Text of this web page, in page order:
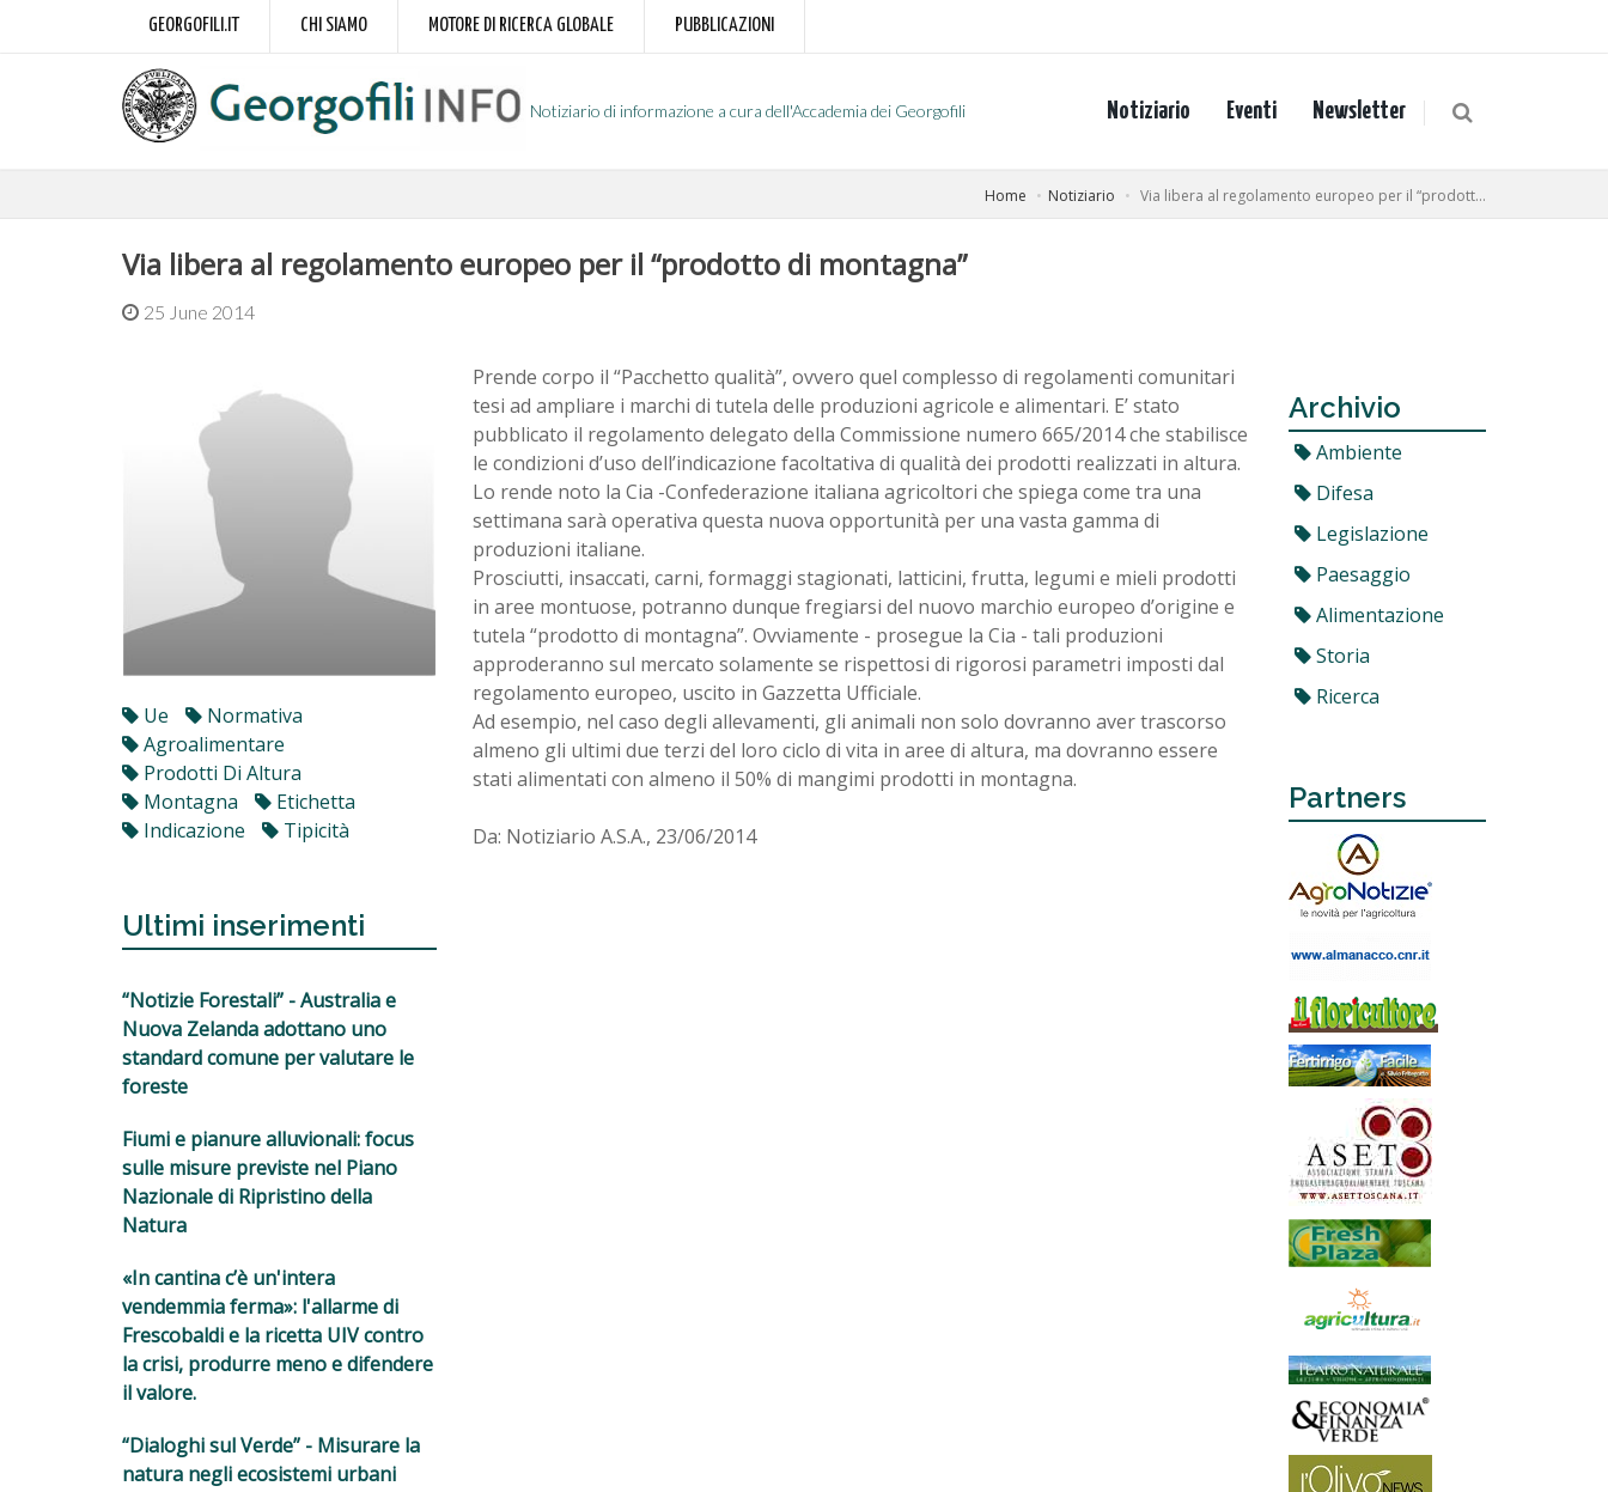
GEORGOFILI.IT CHI SIAMO MOTORE DI RICERCA GLOBALE PUBBLICAZIONI
Notiziario di informazione a cura dell'Accademia dei Georgofili Notiziario Eventi Newsletter
Home Notiziario Via libera al regolamento europeo per il “prodott...
Via libera al regolamento europeo per il “prodotto di montagna”
25 June 2014
Ue
Normativa
Agroalimentare
Prodotti Di Altura
Montagna
Etichetta
Indicazione
Tipicità
Ultimi inserimenti
“Notizie Forestali” - Australia e
Nuova Zelanda adottano uno
standard comune per valutare le
foreste
Fiumi e pianure alluvionali: focus
sulle misure previste nel Piano
Nazionale di Ripristino della
Natura
«In cantina c’è un'intera
vendemmia ferma»: l'allarme di
Frescobaldi e la ricetta UIV contro
la crisi, produrre meno e difendere
il valore.
“Dialoghi sul Verde” - Misurare la
natura negli ecosistemi urbani
Prende corpo il “Pacchetto qualità”, ovvero quel complesso di regolamenti comunitari
tesi ad ampliare i marchi di tutela delle produzioni agricole e alimentari. E’ stato
pubblicato il regolamento delegato della Commissione numero 665/2014 che stabilisce
le condizioni d’uso dell’indicazione facoltativa di qualità dei prodotti realizzati in altura.
Lo rende noto la Cia -Confederazione italiana agricoltori che spiega come tra una
settimana sarà operativa questa nuova opportunità per una vasta gamma di
produzioni italiane.
Prosciutti, insaccati, carni, formaggi stagionati, latticini, frutta, legumi e mieli prodotti
in aree montuose, potranno dunque fregiarsi del nuovo marchio europeo d’origine e
tutela “prodotto di montagna”. Ovviamente - prosegue la Cia - tali produzioni
approderanno sul mercato solamente se rispettosi di rigorosi parametri imposti dal
regolamento europeo, uscito in Gazzetta Ufficiale.
Ad esempio, nel caso degli allevamenti, gli animali non solo dovranno aver trascorso
almeno gli ultimi due terzi del loro ciclo di vita in aree di altura, ma dovranno essere
stati alimentati con almeno il 50% di mangimi prodotti in montagna.
Da: Notiziario A.S.A., 23/06/2014
Archivio
Ambiente
Difesa
Legislazione
Paesaggio
Alimentazione
Storia
Ricerca
Partners